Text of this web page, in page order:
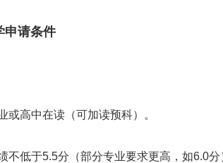
申请条件
或高中在读（可加读预科）。
不低于5.5分（部分专业要求更高，如6.0